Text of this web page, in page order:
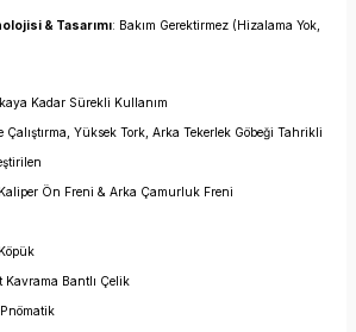
& Tasarımı: Bakım Gerektirmez (Hizalama Yok,
Kadar Sürekli Kullanım
Çalıştırma, Yüksek Tork, Arka Tekerlek Göbeği Tahrikli
Kaliper Ön Freni & Arka Çamurluk Freni
Kavrama Bantlı Çelik